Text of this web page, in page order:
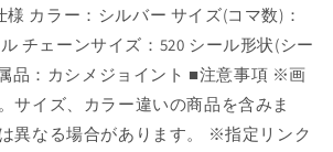
増
様 カラー：シルバー サイズ(コマ数)：
チェーンサイズ：520 シール形状(シー
品：カシメジョイント ■注意事項 ※画
サイズ、カラー違いの商品を含みま
異なる場合があります。 ※指定リンク